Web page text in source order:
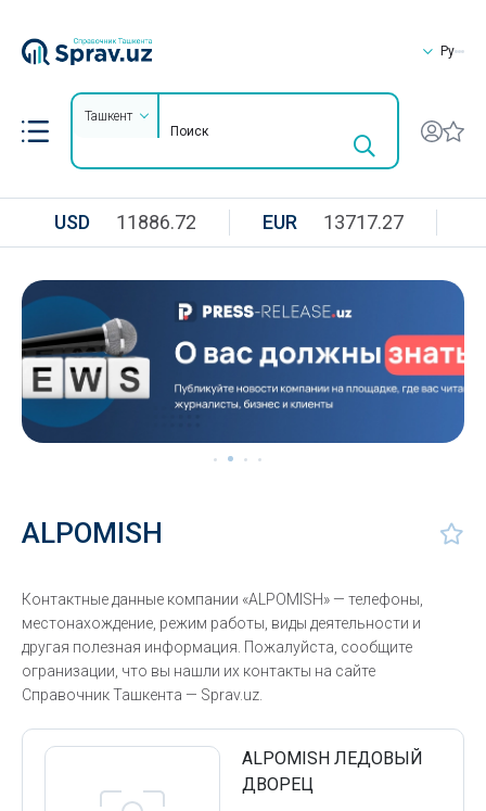
Ру
Ташкент
USD 11886.72 EUR 13717.27
ALPOMISH
Контактные данные компании «ALPOMISH» — телефоны,
местонахождение, режим работы, виды деятельности и
другая полезная информация. Пожалуйста, сообщите
огранизации, что вы нашли их контакты на сайте
Справочник Ташкента — Sprav.uz.
ALPOMISH ЛЕДОВЫЙ
ДВОРЕЦ